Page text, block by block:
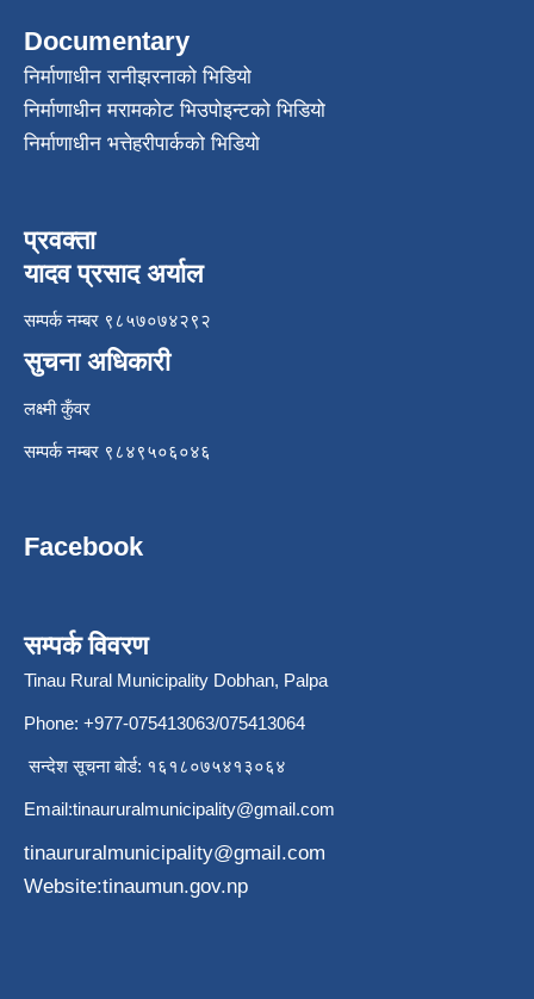
Documentary
निर्माणाधीन रानीझरनाको भिडियो
निर्माणाधीन मरामकोट भिउपोइन्टको भिडियो
निर्माणाधीन भत्तेहरीपार्कको भिडियो
प्रवक्ता
यादव प्रसाद अर्याल
सम्पर्क नम्बर ९८५७०७४२९२
सुचना अधिकारी
लक्ष्मी कुँवर
सम्पर्क नम्बर ९८४९५०६०४६
Facebook
सम्पर्क विवरण
Tinau Rural Municipality Dobhan, Palpa
Phone: +977-075413063/075413064
सन्देश सूचना बोर्ड: १६१८०७५४१३०६४
Email:tinaururalmunicipality@gmail.com
tinaururalmunicipality@gmail.com
Website:tinaumun.gov.np